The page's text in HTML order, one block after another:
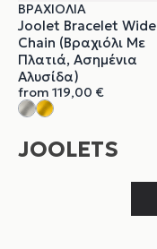
ΒΡΑΧΙΌΛΙΑ
Joolet Bracelet Wide
Chain (Βραχιόλι Με
Πλατιά, Ασημένια
Αλυσίδα)
from 119,00 €
JOOLETS